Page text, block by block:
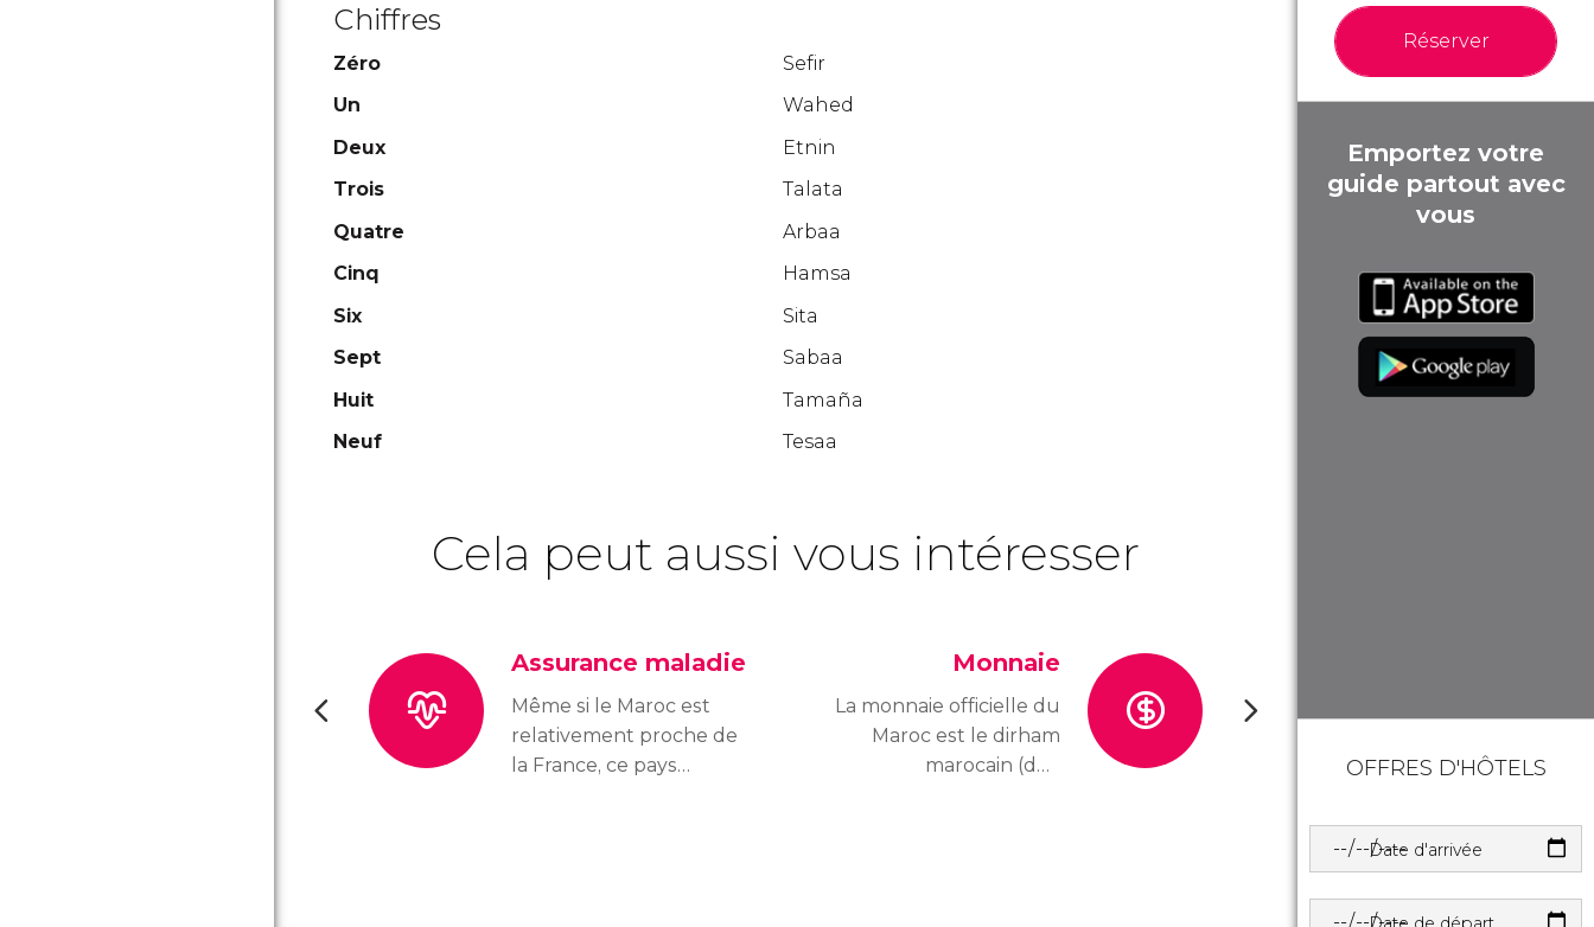
Chiffres
Zéro
Sefir
Un
Wahed
Deux
Etnin
Trois
Talata
Quatre
Arbaa
Cinq
Hamsa
Six
Sita
Sept
Sabaa
Huit
Tamaña
Neuf
Tesaa
Cela peut aussi vous intéresser
Assurance maladie
Même si le Maroc est
relativement proche de
la France, ce pays
Monnaie
La monnaie officielle du
Maroc est le dirham
marocain (dh).
Réserver
Emportez votre
guide partout avec
vous
OFFRES D'HÔTELS
Date d'arrivée